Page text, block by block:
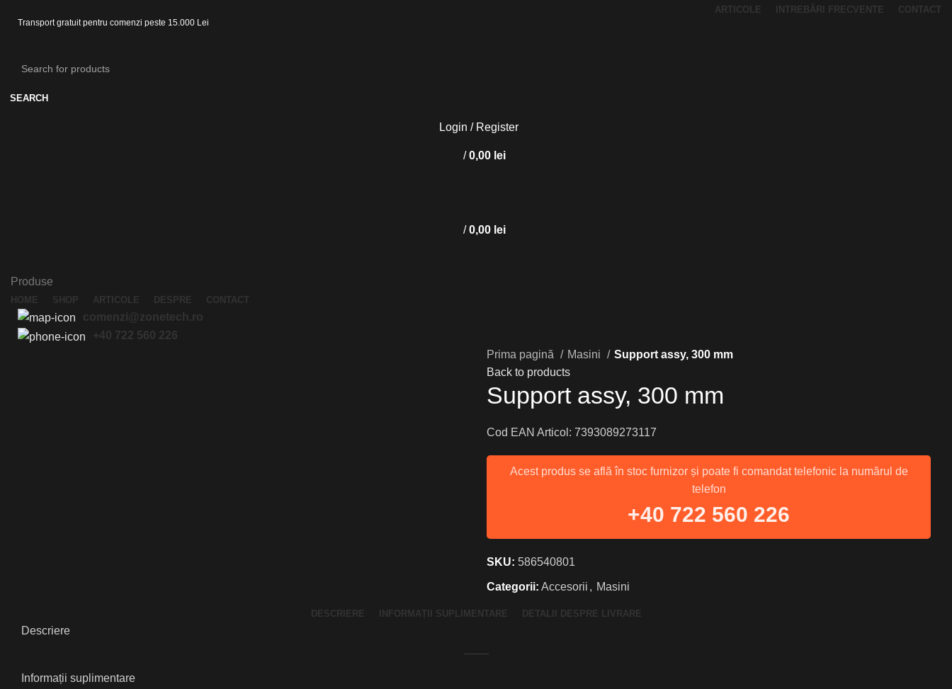
ARTICOLE INTREBĂRI FRECVENTE CONTACT
Transport gratuit pentru comenzi peste 15.000 Lei
SEARCH
Login / Register
/ 0,00 lei
/ 0,00 lei
Produse
HOME SHOP ARTICOLE DESPRE CONTACT
comenzi@zonetech.ro
+40 722 560 226
Prima pagină Masini
Support assy, 300 mm
Back to products
Support assy, 300 mm
Cod EAN Articol: 7393089273117
Acest produs se află în stoc furnizor și poate fi comandat telefonic la numărul de
telefon
+40 722 560 226
SKU: 586540801
Categorii: Accesorii , Masini
DESCRIERE INFORMAȚII SUPLIMENTARE DETALII DESPRE LIVRARE
Descriere
Informații suplimentare